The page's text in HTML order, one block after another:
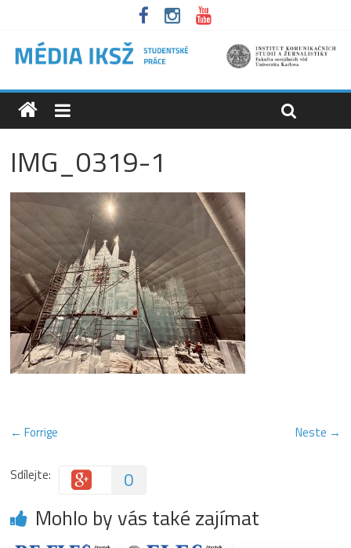
IMG_0319-1
← Forrige Neste →
Sdílejte: 0
Mohlo by vás také zajímat